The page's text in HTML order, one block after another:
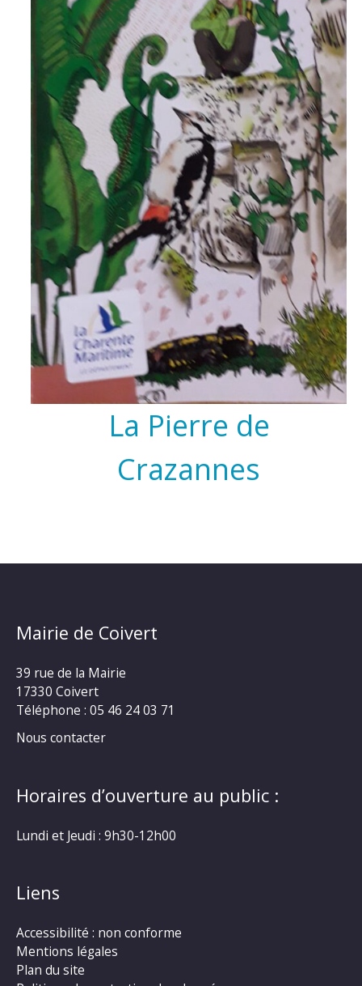
La Pierre de
Crazannes
Mairie de Coivert
39 rue de la Mairie
17330 Coivert
Téléphone : 05 46 24 03 71
Nous contacter
Horaires d’ouverture au public :
Lundi et Jeudi : 9h30-12h00
Liens
Accessibilité : non conforme
Mentions légales
Plan du site